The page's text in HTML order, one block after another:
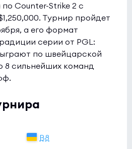
Counter-Strike 2 с
Турнир пройдет
а его формат
серии от PGL:
по швейцарской
8 сильнейших команд
B8